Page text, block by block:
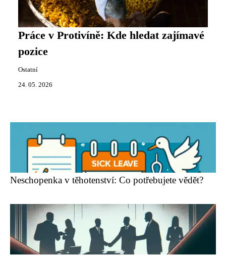
Práce v Protivíně: Kde hledat zajímavé
pozice
Ostatní
24. 05. 2026
Neschopenka v těhotenství: Co potřebujete vědět?